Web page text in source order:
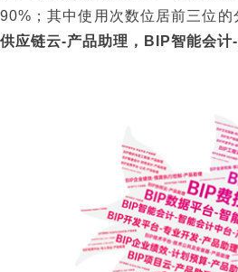
90%；其中使用次数位居前三位的
供应链云-产品助理，BIP智能会计